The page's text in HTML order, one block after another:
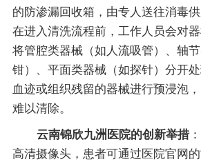
的防渗漏回收箱，由专人送往消毒供
在进入清洗流程前，工作人员会对
将管腔类器械（如人流吸管）、轴
钳）、平面类器械（如探针）分开
血迹或组织残留的器械进行预浸泡
难以清除。
云南锦欣九洲医院的创新举措
高清摄像头，患者可通过医院官网